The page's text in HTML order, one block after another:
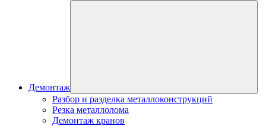
Демонтаж
Разбор и разделка металлоконструкций
Резка металлолома
Демонтаж кранов